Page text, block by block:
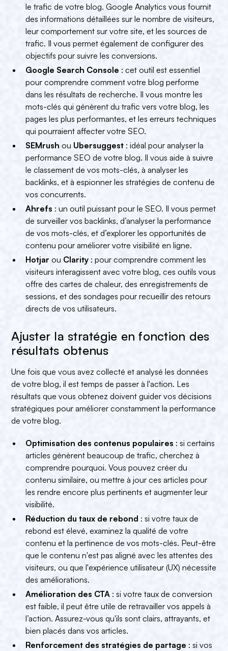
le trafic de votre blog. Google Analytics vous fournit
des informations détaillées sur le nombre de visiteurs,
leur comportement sur votre site, et les sources de
trafic. Il vous permet également de configurer des
objectifs pour suivre les conversions.
Google Search Console : cet outil est essentiel
pour comprendre comment votre blog performe
dans les résultats de recherche. Il vous montre les
mots-clés qui génèrent du trafic vers votre blog, les
pages les plus performantes, et les erreurs techniques
qui pourraient affecter votre SEO.
SEMrush ou Ubersuggest : idéal pour analyser la
performance SEO de votre blog. Il vous aide à suivre
le classement de vos mots-clés, à analyser les
backlinks, et à espionner les stratégies de contenu de
vos concurrents.
Ahrefs : un outil puissant pour le SEO. Il vous permet
de surveiller vos backlinks, d’analyser la performance
de vos mots-clés, et d’explorer les opportunités de
contenu pour améliorer votre visibilité en ligne.
Hotjar ou Clarity : pour comprendre comment les
visiteurs interagissent avec votre blog, ces outils vous
offre des cartes de chaleur, des enregistrements de
sessions, et des sondages pour recueillir des retours
directs de vos utilisateurs.
Ajuster la stratégie en fonction des
résultats obtenus
Une fois que vous avez collecté et analysé les données
de votre blog, il est temps de passer à l'action. Les
résultats que vous obtenez doivent guider vos décisions
stratégiques pour améliorer constamment la performance
de votre blog.
Optimisation des contenus populaires : si certains
articles génèrent beaucoup de trafic, cherchez à
comprendre pourquoi. Vous pouvez créer du
contenu similaire, ou mettre à jour ces articles pour
les rendre encore plus pertinents et augmenter leur
visibilité.
Réduction du taux de rebond : si votre taux de
rebond est élevé, examinez la qualité de votre
contenu et la pertinence de vos mots-clés. Peut-être
que le contenu n'est pas aligné avec les attentes des
visiteurs, ou que l'expérience utilisateur (UX) nécessite
des améliorations.
Amélioration des CTA : si votre taux de conversion
est faible, il peut être utile de retravailler vos appels à
l’action. Assurez-vous qu'ils sont clairs, attrayants, et
bien placés dans vos articles.
Renforcement des stratégies de partage : si vos